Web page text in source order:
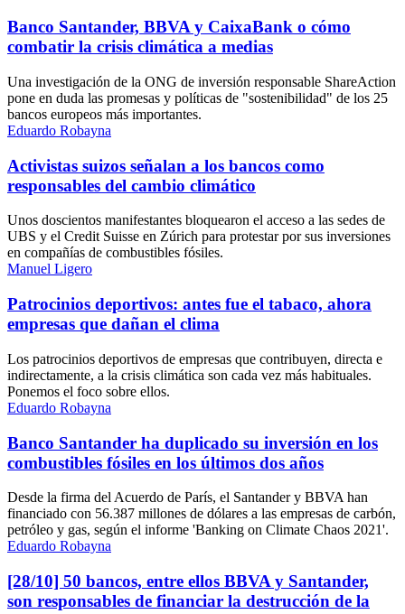
Banco Santander, BBVA y CaixaBank o cómo
combatir la crisis climática a medias
Una investigación de la ONG de inversión responsable ShareAction
pone en duda las promesas y políticas de "sostenibilidad" de los 25
bancos europeos más importantes.
Eduardo Robayna
Activistas suizos señalan a los bancos como
responsables del cambio climático
Unos doscientos manifestantes bloquearon el acceso a las sedes de
UBS y el Credit Suisse en Zúrich para protestar por sus inversiones
en compañías de combustibles fósiles.
Manuel Ligero
Patrocinios deportivos: antes fue el tabaco, ahora
empresas que dañan el clima
Los patrocinios deportivos de empresas que contribuyen, directa e
indirectamente, a la crisis climática son cada vez más habituales.
Ponemos el foco sobre ellos.
Eduardo Robayna
Banco Santander ha duplicado su inversión en los
combustibles fósiles en los últimos dos años
Desde la firma del Acuerdo de París, el Santander y BBVA han
financiado con 56.387 millones de dólares a las empresas de carbón,
petróleo y gas, según el informe 'Banking on Climate Chaos 2021'.
Eduardo Robayna
[28/10] 50 bancos, entre ellos BBVA y Santander,
son responsables de financiar la destrucción de la